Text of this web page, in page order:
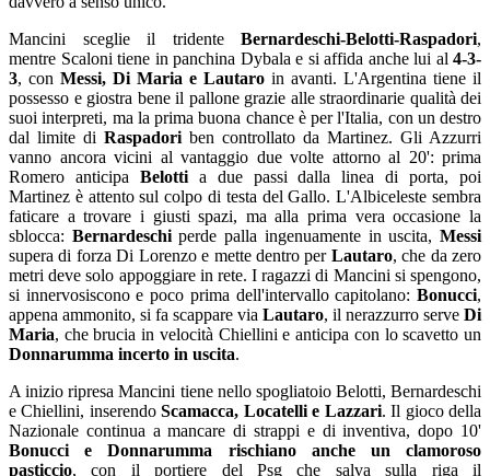
Mancini sceglie il tridente Bernardeschi-Belotti-Raspadori,
mentre Scaloni tiene in panchina Dybala e si affida anche lui al 4-3-
3, con Messi, Di Maria e Lautaro in avanti. L'Argentina tiene il
possesso e giostra bene il pallone grazie alle straordinarie qualità dei
suoi interpreti, ma la prima buona chance è per l'Italia, con un destro
dal limite di Raspadori ben controllato da Martinez. Gli Azzurri
vanno ancora vicini al vantaggio due volte attorno al 20': prima
Romero anticipa Belottia due passi dalla linea di porta, poi
Martinez è attento sul colpo di testa del Gallo. L'Albiceleste sembra
faticare a trovare i giusti spazi, ma alla prima vera occasione la
sblocca: Bernardeschiperde palla ingenuamente in uscita,Messi
supera di forza Di Lorenzo e mette dentro per Lautaro, che da zero
metri deve solo appoggiare in rete. I ragazzi di Mancini si spengono,
si innervosiscono e poco prima dell'intervallo capitolano: Bonucci,
appena ammonito, si fa scappare via Lautaro, il nerazzurro serve Di
Maria, che brucia in velocità Chiellini e anticipa con lo scavetto un
Donnarumma incerto in uscita.
A inizio ripresa Mancini tiene nello spogliatoio Belotti, Bernardeschi
e Chiellini, inserendoScamacca, Locatelli e Lazzari. Il gioco della
Nazionale continua a mancare di strappi e di inventiva, dopo 10'
Bonucci e Donnarumma rischiano anche un clamoroso
pasticcio, con il portiere del Psg che salva sulla riga il